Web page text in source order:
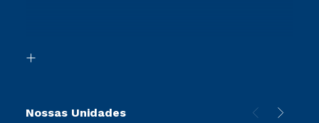
Vestibular Solidário
Nossas Unidades